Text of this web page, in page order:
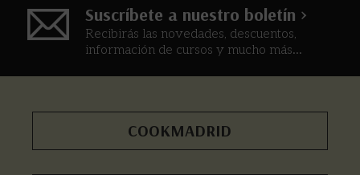
Suscríbete a nuestro boletín >
Recibirás las novedades, descuentos,
información de cursos y mucho más...
COOKMADRID